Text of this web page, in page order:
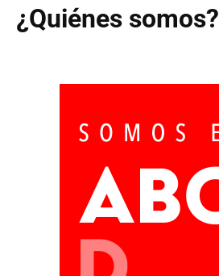
¿Quiénes somos?